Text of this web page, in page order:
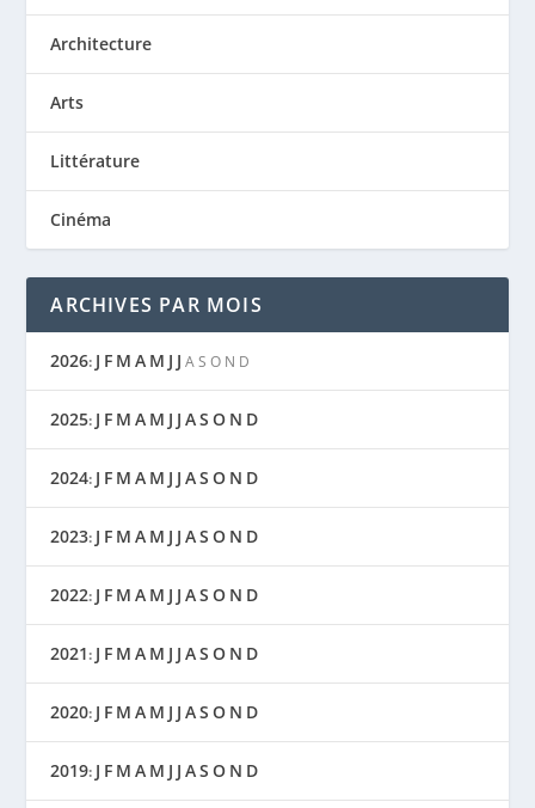
Architecture
Arts
Littérature
Cinéma
ARCHIVES PAR MOIS
2026: J F M A M J J A S O N D
2025: J F M A M J J AS O N D
2024: J F M A M J J AS O N D
2023: J F M A M J J AS O N D
2022: J F M A M J J AS O N D
2021: J F M A M J J AS O N D
2020: J F M A M J J AS O N D
2019: J F M A M J J AS O N D